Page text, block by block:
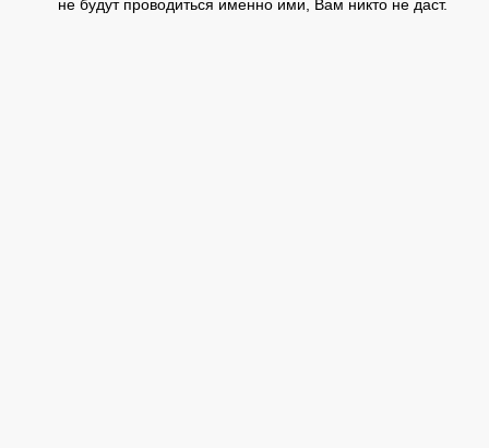
не будут проводиться именно ими, Вам никто не даст.